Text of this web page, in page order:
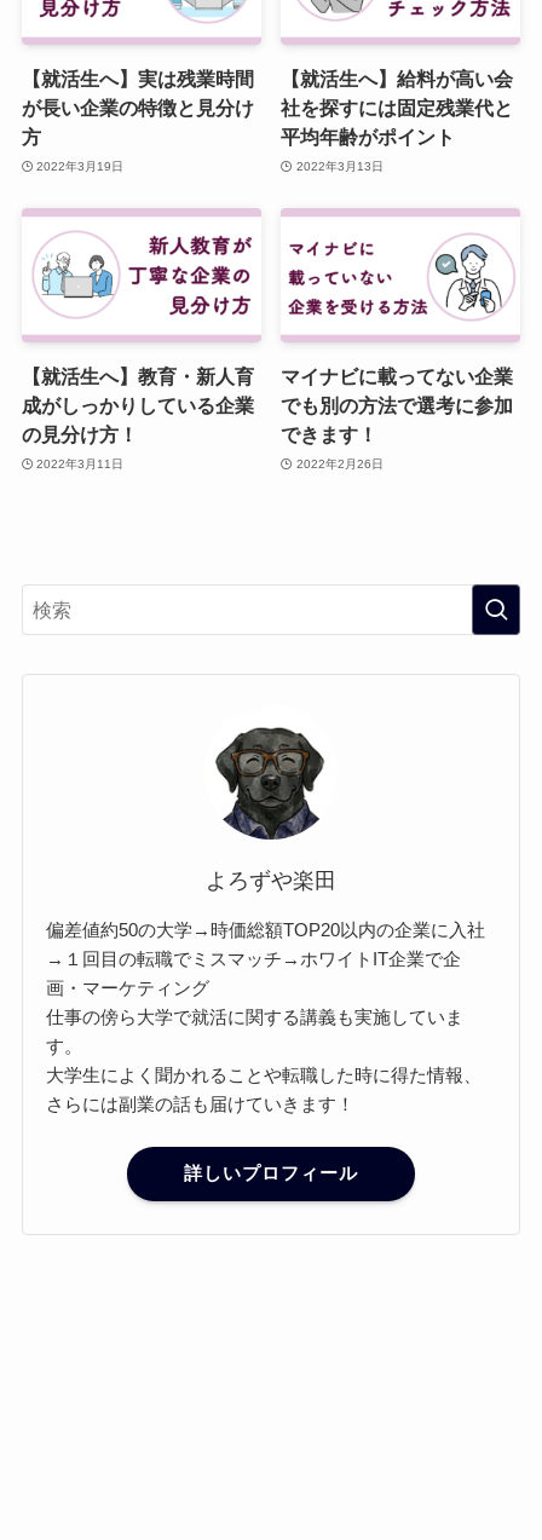
【就活生へ】実は残業時間
が長い企業の特徴と見分け
方
2022年3月19日
【就活生へ】給料が高い会
社を探すには固定残業代と
平均年齢がポイント
2022年3月13日
【就活生へ】教育・新人育
成がしっかりしている企業
の見分け方！
2022年3月11日
マイナビに載ってない企業
でも別の方法で選考に参加
できます！
2022年2月26日
よろずや楽田
偏差値約50の大学→時価総額TOP20以内の企業に入社
→１回目の転職でミスマッチ→ホワイトIT企業で企
画・マーケティング
仕事の傍ら大学で就活に関する講義も実施していま
す。
大学生によく聞かれることや転職した時に得た情報、
さらには副業の話も届けていきます！
詳しいプロフィール